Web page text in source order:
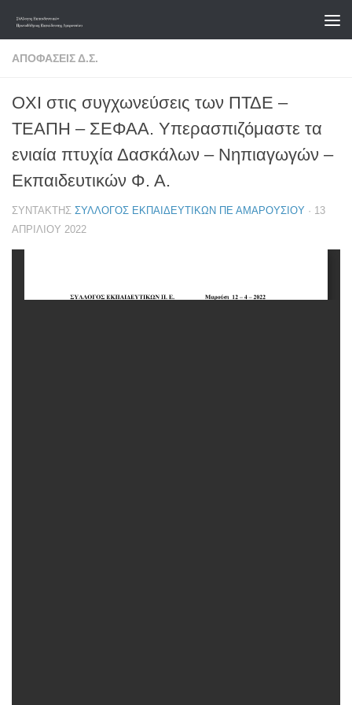
Skip to content
ΑΠΟΦΆΣΕΙΣ Δ.Σ.
ΟΧΙ στις συγχωνεύσεις των ΠΤΔΕ –
ΤΕΑΠΗ – ΣΕΦΑΑ. Υπερασπιζόμαστε τα
ενιαία πτυχία Δασκάλων – Νηπιαγωγών –
Εκπαιδευτικών Φ. Α.
ΣΥΝΤΆΚΤΗΣ ΣΎΛΛΟΓΟΣ ΕΚΠΑΙΔΕΥΤΙΚΏΝ ΠΕ ΑΜΑΡΟΥΣΊΟΥ · 13
ΑΠΡΙΛΊΟΥ 2022